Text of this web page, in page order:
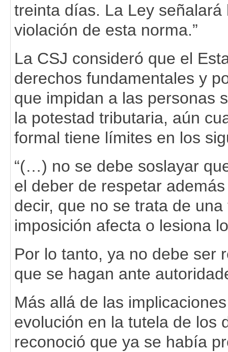
treinta días. La Ley
violación de esta norma.”
La CSJ consideró que el
derechos fundamentales y
que impidan a las personas
la potestad tributaria, aún
formal tiene límites en los
“(…) no se debe soslayar
el deber de respetar
decir, que no se trata de
imposición afecta o lesiona
Por lo tanto, ya no debe ser
que se hagan ante
Más allá de las
evolución en la tutela de los
reconoció que ya se había